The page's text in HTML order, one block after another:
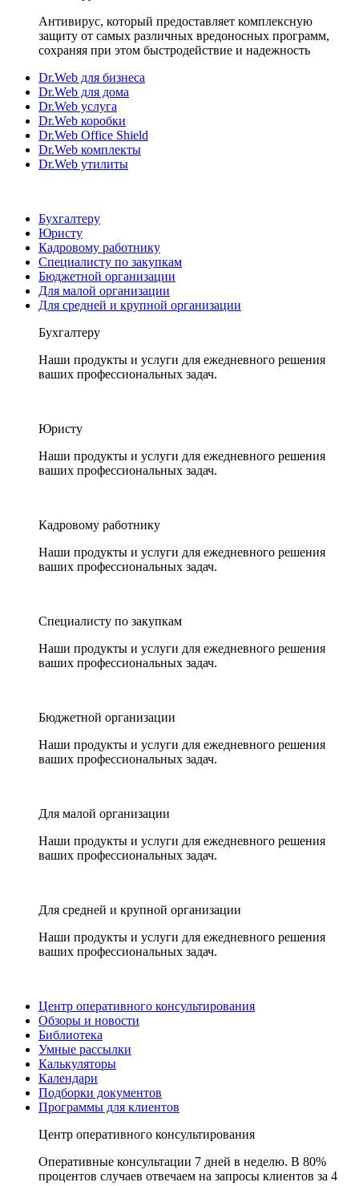
Антивирус, который предоставляет комплексную
защиту от самых различных вредоносных программ,
сохраняя при этом быстродействие и надежность
Dr.Web для бизнеса
Dr.Web для дома
Dr.Web услуга
Dr.Web коробки
Dr.Web Office Shield
Dr.Web комплекты
Dr.Web утилиты
Бухгалтеру
Юристу
Кадровому работнику
Специалисту по закупкам
Бюджетной организации
Для малой организации
Для средней и крупной организации
Бухгалтеру
Наши продукты и услуги для ежедневного решения
ваших профессиональных задач.
Юристу
Наши продукты и услуги для ежедневного решения
ваших профессиональных задач.
Кадровому работнику
Наши продукты и услуги для ежедневного решения
ваших профессиональных задач.
Специалисту по закупкам
Наши продукты и услуги для ежедневного решения
ваших профессиональных задач.
Бюджетной организации
Наши продукты и услуги для ежедневного решения
ваших профессиональных задач.
Для малой организации
Наши продукты и услуги для ежедневного решения
ваших профессиональных задач.
Для средней и крупной организации
Наши продукты и услуги для ежедневного решения
ваших профессиональных задач.
Центр оперативного консультирования
Обзоры и новости
Библиотека
Умные рассылки
Калькуляторы
Календари
Подборки документов
Программы для клиентов
Центр оперативного консультирования
Оперативные консультации 7 дней в неделю. В 80%
процентов случаев отвечаем на запросы клиентов за 4